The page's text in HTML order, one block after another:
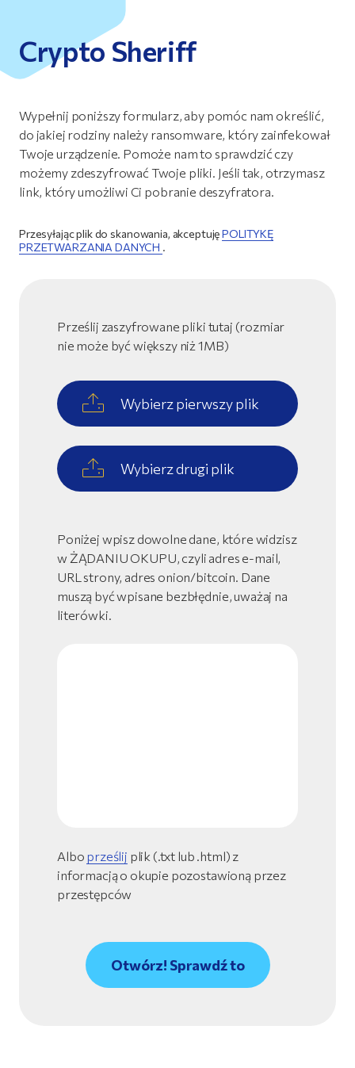
Crypto Sheriff
Wypełnij poniższy formularz, aby pomóc nam określić,
do jakiej rodziny należy ransomware, który zainfekował
Twoje urządzenie. Pomoże nam to sprawdzić czy
możemy zdeszyfrować Twoje pliki. Jeśli tak, otrzymasz
link, który umożliwi Ci pobranie deszyfratora.
Przesyłając plik do skanowania, akceptujęPOLITYKĘ
PRZETWARZANIA DANYCH .
Prześlij zaszyfrowane pliki tutaj (rozmiar
nie może być większy niż 1MB)
Wybierz pierwszy plik
Wybierz drugi plik
Poniżej wpisz dowolne dane, które widzisz
w ŻĄDANIU OKUPU, czyli adres e-mail,
URL strony, adres onion/bitcoin. Dane
muszą być wpisane bezbłędnie, uważaj na
literówki.
Albo prześlij plik (.txt lub .html) z
informacją o okupie pozostawioną przez
przestępców
Otwórz! Sprawdź to